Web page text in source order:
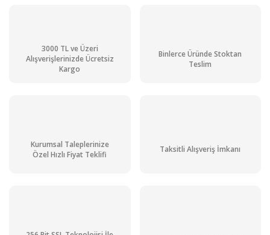
3000 TL ve Üzeri
Alışverişlerinizde Ücretsiz
Kargo
Binlerce Üründe Stoktan
Teslim
Kurumsal Taleplerinize
Özel Hızlı Fiyat Teklifi
Taksitli Alışveriş İmkanı